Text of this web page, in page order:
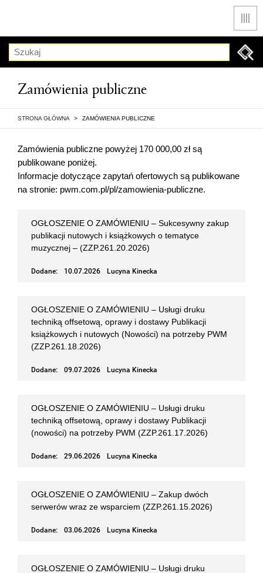
Szukaj
Zamówienia publiczne
STRONA GŁÓWNA > ZAMÓWIENIA PUBLICZNE
Zamówienia publiczne powyżej 170 000,00 zł są
publikowane poniżej.
Informacje dotyczące zapytań ofertowych są publikowane
na stronie: pwm.com.pl/pl/zamowienia-publiczne.
OGŁOSZENIE O ZAMÓWIENIU – Sukcesywny zakup
publikacji nutowych i książkowych o tematyce
muzycznej – (ZZP.261.20.2026)
Dodane: 10.07.2026 Lucyna Kinecka
OGŁOSZENIE O ZAMÓWIENIU – Usługi druku
techniką offsetową, oprawy i dostawy Publikacji
książkowych i nutowych (Nowości) na potrzeby PWM
(ZZP.261.18.2026)
Dodane: 09.07.2026 Lucyna Kinecka
OGŁOSZENIE O ZAMÓWIENIU – Usługi druku
techniką offsetową, oprawy i dostawy Publikacji
(nowości) na potrzeby PWM (ZZP.261.17.2026)
Dodane: 29.06.2026 Lucyna Kinecka
OGŁOSZENIE O ZAMÓWIENIU – Zakup dwóch
serwerów wraz ze wsparciem (ZZP.261.15.2026)
Dodane: 03.06.2026 Lucyna Kinecka
OGŁOSZENIE O ZAMÓWIENIU – Usługi druku